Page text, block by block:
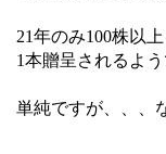
21年のみ100株以
1本贈呈されるよ
単純ですが、、、